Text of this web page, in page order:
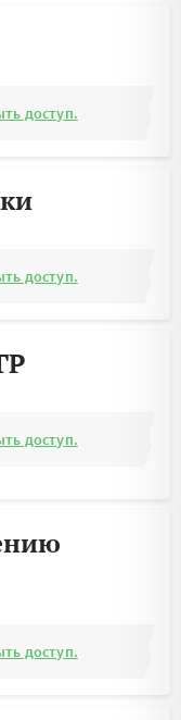
доступ.
доступ.
доступ.
доступ.